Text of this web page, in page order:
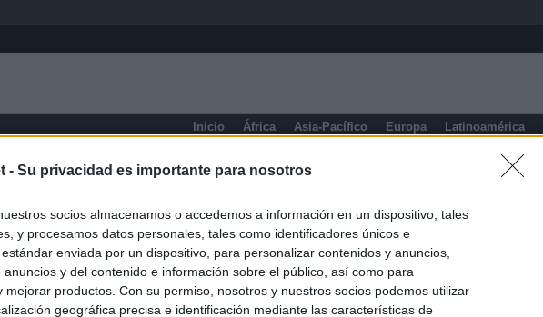
- Su privacidad es importante para nosotros
socios almacenamos o accedemos a información en un dispositivo, tales
y procesamos datos personales, tales como identificadores únicos e
enviada por un dispositivo, para personalizar contenidos y anuncios,
anuncios y del contenido e información sobre el público, así como para
mejorar productos. Con su permiso, nosotros y nuestros socios podemos utilizar
geográfica precisa e identificación mediante las características de
Inicio África Asia-Pacífico Europa Latinoamérica